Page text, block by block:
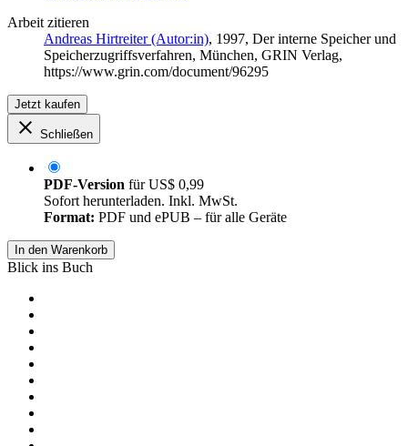
Arbeit zitieren
Andreas Hirtreiter (Autor:in), 1997, Der interne Speicher und
Speicherzugriffsverfahren, München, GRIN Verlag,
https://www.grin.com/document/96295
Jetzt kaufen
Schließen
PDF-Version fürUS$ 0,99
Sofort herunterladen. Inkl. MwSt.
Format: PDF und ePUB – für alle Geräte
In den Warenkorb
Blick ins Buch